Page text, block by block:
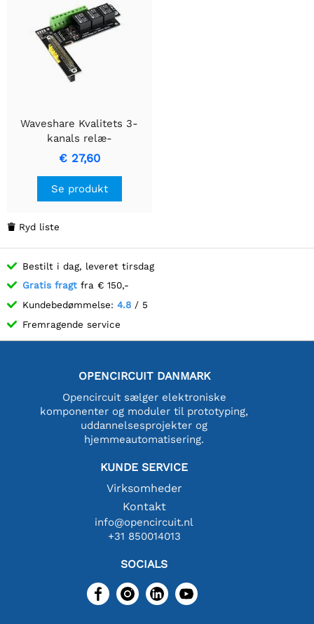
Waveshare Kvalitets 3-
kanals relæ-
udvidelsesbord designet
til Jetson Nano,
optokobler-isolation.
€ 27,60
Se produkt
 Ryd liste
Bestilt i dag, leveret tirsdag
Gratis fragt fra € 150,-
Kundebedømmelse: 4.8 / 5
Fremragende service
OPENCIRCUIT DANMARK
Opencircuit sælger elektroniske
komponenter og moduler til prototyping,
uddannelsesprojekter og
hjemmeautomatisering.
KUNDE SERVICE
Virksomheder
Kontakt
info@opencircuit.nl
+31 850014013
SOCIALS